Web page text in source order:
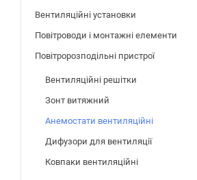
Вентиляційні установки
Повітроводи і монтажні елементи
Повітророзподільні пристрої
Вентиляційні решітки
Зонт витяжний
Анемостати вентиляційні
Дифузори для вентиляції
Ковпаки вентиляційні